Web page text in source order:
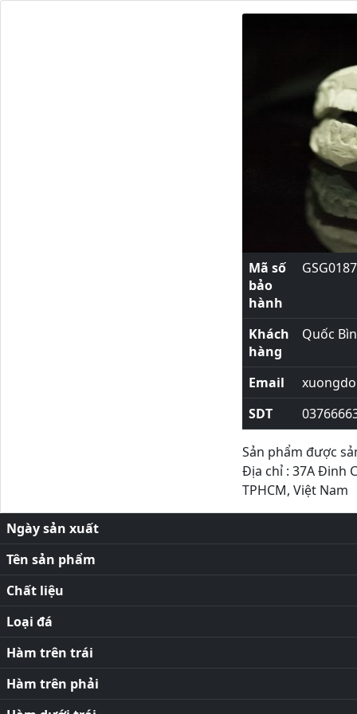
Mã số
bảo
hành
GSG0187
Khách
hàng
Quốc
Email
SDT
Sản phẩm được
Địa chỉ : 37A Đinh
TPHCM, Việt Nam
Ngày sản xuất
Tên sản phẩm
Chất liệu
Loại đá
Hàm trên trái
Hàm trên phải